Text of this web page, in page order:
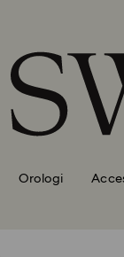
Orologi